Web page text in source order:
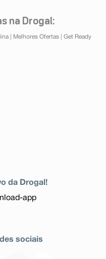
na Drogal:
| Melhores Ofertas| Get Ready
da Drogal!
sociais